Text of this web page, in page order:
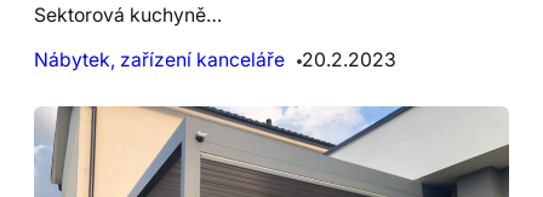
Sektorová kuchyně…
Nábytek, zařízení kanceláře
20.2.2023